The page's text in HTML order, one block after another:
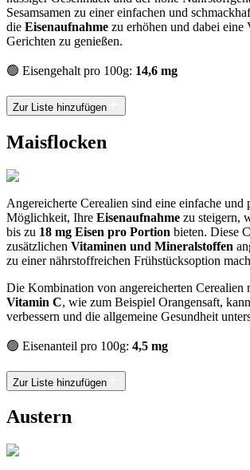
Sesamsamen zu einer einfachen und
die Eisenaufnahme zu erhöhen und dabei eine
Gerichten zu genießen.
🟢 Eisengehalt pro 100g: 14,6 mg
Zur Liste hinzufügen
Maisflocken
Angereicherte Cerealien sind eine einfache und
Möglichkeit, Ihre Eisenaufnahme zu steigern,
bis zu 18 mg Eisen pro Portion bieten. Diese
zusätzlichen Vitaminen und Mineralstoffen
zu einer nährstoffreichen Frühstücksoption
Die Kombination von angereicherten Cerealien
Vitamin C, wie zum Beispiel Orangensaft,
verbessern und die allgemeine Gesundheit
🟢 Eisenanteil pro 100g: 4,5 mg
Zur Liste hinzufügen
Austern